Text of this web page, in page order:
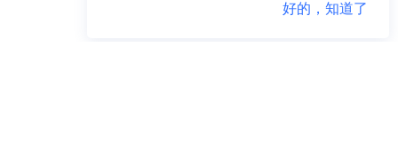
好的，知道了